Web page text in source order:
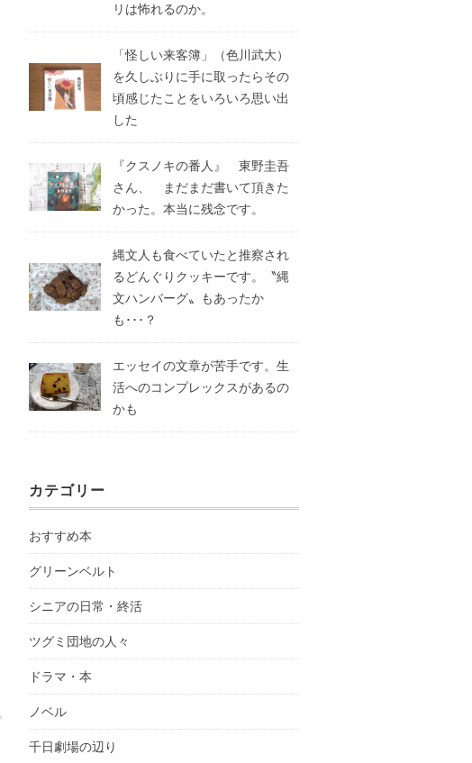
リは怖れるのか。
「怪しい来客簿」（色川武大）
を久しぶりに手に取ったらその
頃感じたことをいろいろ思い出
した
『クスノキの番人』 東野圭吾
さん、 まだまだ書いて頂きた
かった。本当に残念です。
縄文人も食べていたと推察され
るどんぐりクッキーです。〝縄
文ハンバーグ〟もあったか
も･･･？
エッセイの文章が苦手です。生
活へのコンプレックスがあるの
かも
カテゴリー
おすすめ本
グリーンベルト
シニアの日常・終活
ツグミ団地の人々
ドラマ・本
ノベル
千日劇場の辺り